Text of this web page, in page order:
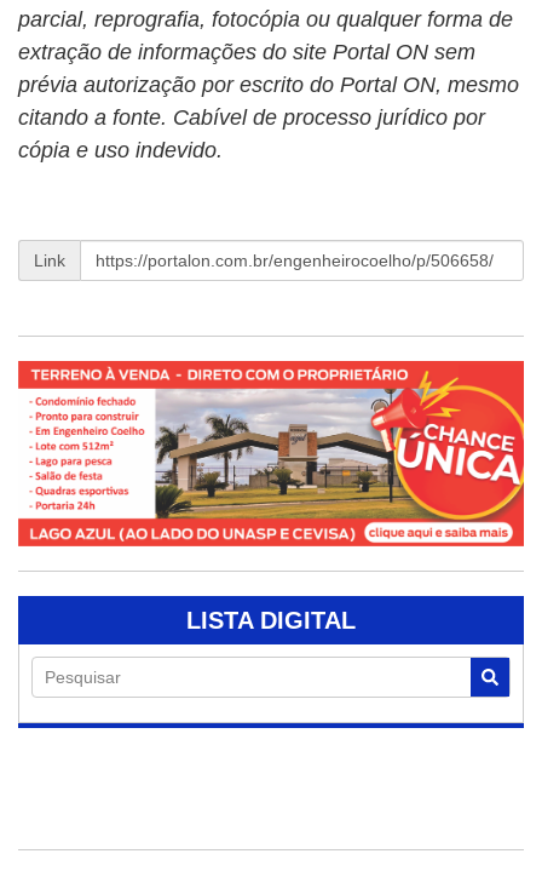
parcial, reprografia, fotocópia ou qualquer forma de
extração de informações do site Portal ON sem
prévia autorização por escrito do Portal ON, mesmo
citando a fonte. Cabível de processo jurídico por
cópia e uso indevido.
Link
LISTA DIGITAL
Pesquisar